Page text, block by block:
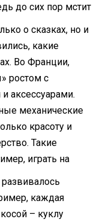
до сих пор мстит
о сказках, но и
какие
Во Франции,
ростом с
аксессуарами.
механические
красоту и
Такие
играть на
каждая
– куклу